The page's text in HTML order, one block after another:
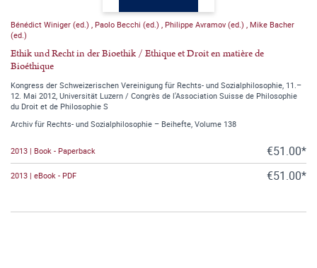
Bénédict Winiger (ed.) Paolo Becchi (ed.) Philippe Avramov (ed.)
Mike Bacher
(ed.)
Ethik und Recht in der Bioethik / Ethique et Droit en matière de
Bioéthique
Kongress der Schweizerischen Vereinigung für Rechts- und Sozialphilosophie, 11.–
12. Mai 2012, Universität Luzern / Congrès de l'Association Suisse de Philosophie
du Droit et de Philosophie S
Archiv für Rechts- und Sozialphilosophie – Beihefte, Volume 138
2013 | Book - Paperback €51.00*
2013 | eBook - PDF €51.00*